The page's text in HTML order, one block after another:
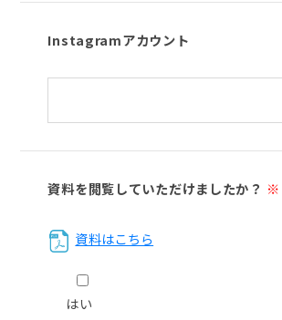
Instagramアカウント
資料を閲覧していただけましたか？ ※
資料はこちら
はい